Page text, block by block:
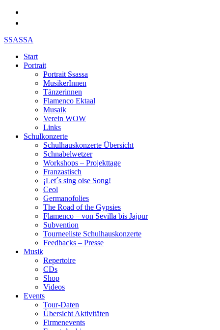
SSASSA
Start
Portrait
Portrait Ssassa
MusikerInnen
Tänzerinnen
Flamenco Ektaal
Musaik
Verein WOW
Links
Schulkonzerte
Schulhauskonzerte Übersicht
Schnabelwetzer
Workshops – Projekttage
Franzastisch
¡Let´s sing oise Song!
Ceol
Germanofolies
The Road of the Gypsies
Flamenco – von Sevilla bis Jajpur
Subvention
Tourneeliste Schulhauskonzerte
Feedbacks – Presse
Musik
Repertoire
CDs
Shop
Videos
Events
Tour-Daten
Übersicht Aktivitäten
Firmenevents